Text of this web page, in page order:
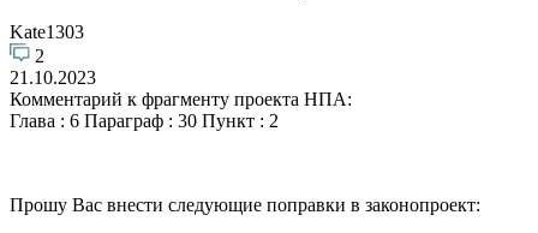
Kate1303
2
21.10.2023
Комментарий к фрагменту проекта НПА:
Глава : 6 Параграф : 30 Пункт : 2
Прошу Вас внести следующие поправки в законопроект: